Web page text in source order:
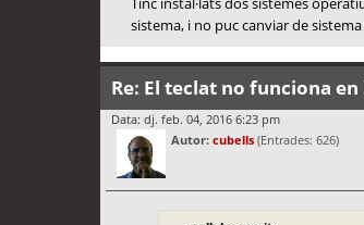
sistema, i no puc canviar de
Re: El teclat no funciona
Data: dj. feb. 04, 2016 6:23 pm
Autor: cubells (Entrades: 626)